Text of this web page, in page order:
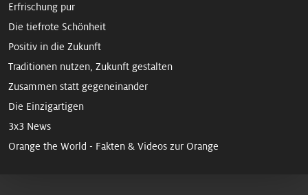
Erfrischung pur
Die tiefrote Schönheit
Positiv in die Zukunft
Traditionen nutzen, Zukunft gestalten
Zusammen statt gegeneinander
Die Einzigartigen
3x3 News
Orange the World - Fakten & Videos zur Orange